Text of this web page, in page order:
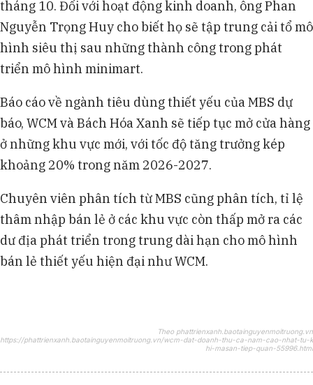
tháng 10. Đối với hoạt động kinh doanh, ông Phan
Nguyễn Trọng Huy cho biết họ sẽ tập trung cải tổ mô
hình siêu thị sau những thành công trong phát
triển mô hình minimart.
Báo cáo về ngành tiêu dùng thiết yếu của MBS dự
báo, WCM và Bách Hóa Xanh sẽ tiếp tục mở cửa hàng
ở những khu vực mới, với tốc độ tăng trưởng kép
khoảng 20% trong năm 2026-2027.
Chuyên viên phân tích từ MBS cũng phân tích, tỉ lệ
thâm nhập bán lẻ ở các khu vực còn thấp mở ra các
dư địa phát triển trong trung dài hạn cho mô hình
bán lẻ thiết yếu hiện đại như WCM.
Theo phattrienxanh.baotainguyenmoitruong.vn
https://phattrienxanh.baotainguyenmoitruong.vn/wcm-dat-doanh-thu-ca-nam-cao-nhat-tu-k
hi-masan-tiep-quan-55996.html